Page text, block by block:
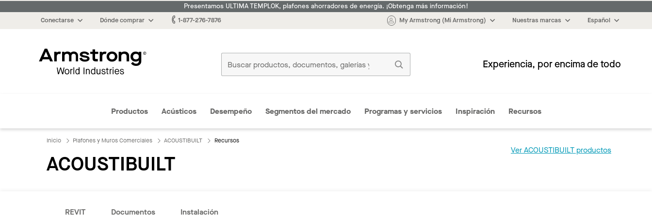
Presentamos ULTIMA TEMPLOK, plafones ahorradores de energía. ¡Obtenga más información!
Conectarse Dónde comprar 1-877-276-7876 My Armstrong (Mi Armstrong) Nuestras marcas Español
Armstrong
Experiencia, por encima de todo
Productos Acústicos Desempeño Segmentos del mercado Programas y servicios Inspiración Recursos
Inicio Plafones y Muros Comerciales ACOUSTIBUILT Recursos
ACOUSTIBUILT
Ver ACOUSTIBUILT productos
REVIT Documentos Instalación